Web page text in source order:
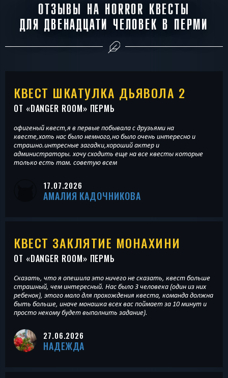
ОТЗЫВЫ НА HORROR КВЕСТЫ
ДЛЯ ДВЕНАДЦАТИ ЧЕЛОВЕК В ПЕРМИ
КВЕСТ ШКАТУЛКА ДЬЯВОЛА 2
ОТ «DANGER ROOM» ПЕРМЬ
офигеный квест,я в первые побывала с друзьями на
квесте,хоть нас было немного,но было очень интересно и
страшно.интресные загадки,хороший актер и
администраторы. хочу сходить еще на все квесты которые
только есть там. советую всем
17.07.2026
АМАЛИЯ КАДОЧНИКОВА
КВЕСТ ЗАКЛЯТИЕ МОНАХИНИ
ОТ «DANGER ROOM» ПЕРМЬ
Сказать, что я опешила это ничего не сказать, квест больше
страшный, чем интересный. Нас было 3 человека (один из них
ребенок), этого мало для прохождения квеста, команда должна
быть больше, иначе монашка всех вас поймает за 10 минут и
просто некому будет выполнить задание).
27.06.2026
НАДЕЖДА